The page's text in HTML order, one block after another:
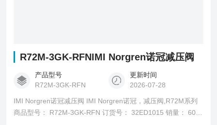
R72M-3GK-RFNIMI Norgren诺冠减压阀
产品型号
R72M-3GK-RFN
更新时间
2026-07-28
IMI Norgren诺冠减压阀 IMI Norgren诺冠，减压阀,R72M系列
商品型号： R72M-3GK-RFN 订货号： 32ED1015 销量： 60